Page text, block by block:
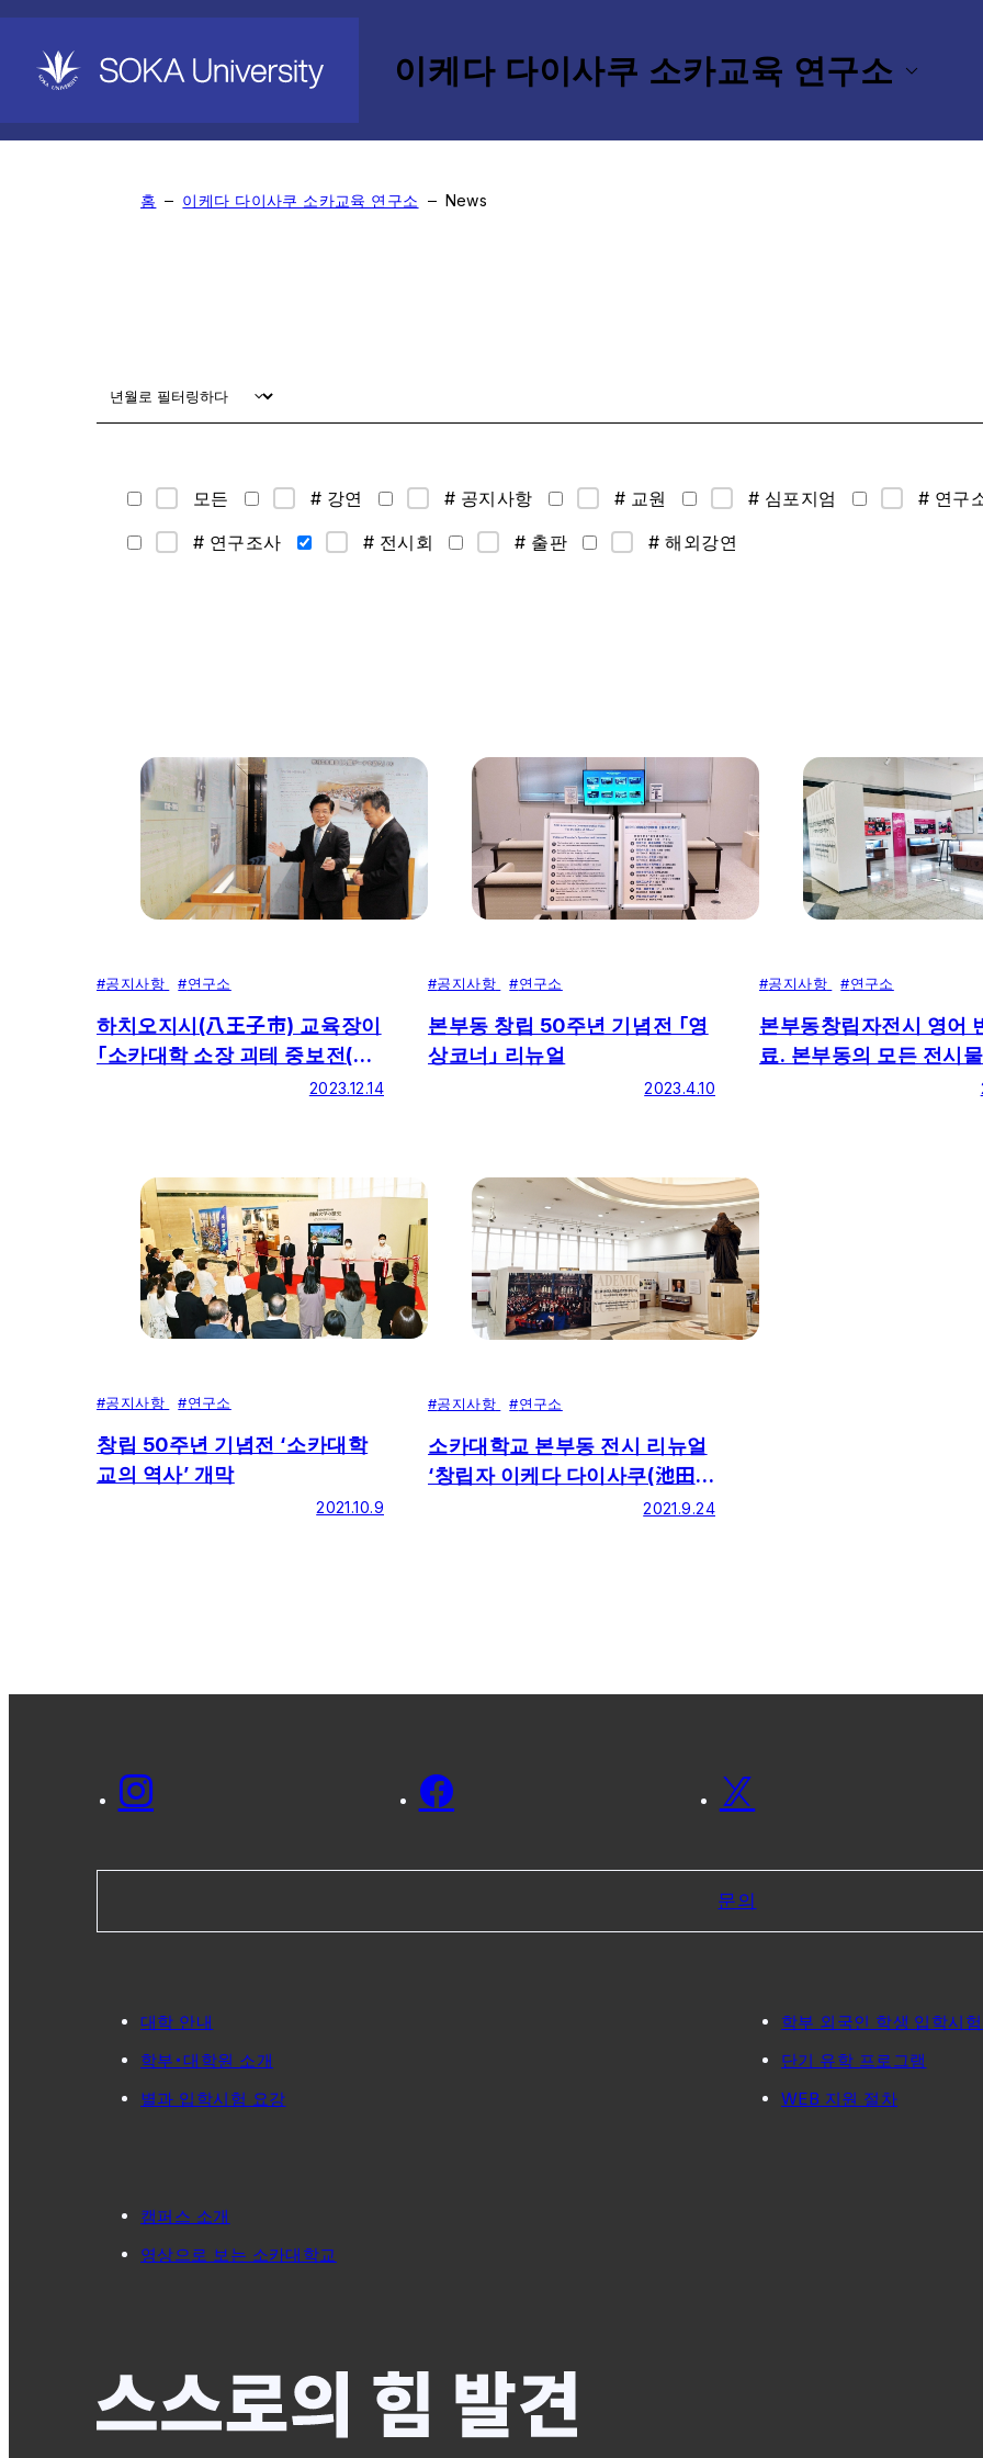
이케다 다이사쿠 소카교육 연구소
News
홈 이케다 다이사쿠 소카교육 연구소 News
모든 # 강연 # 공지사항 # 교원 # 심포지엄
# 연구
# 연구조사
# 전시회 # 출판 # 해외강연
#공지사항 #연구소
하치오지시(八王子市) 교육장이
「소카대학 소장 괴테 중보전(重
宝展)」을 방문했습니다.2023.12.14
#공지사항 #연구소
본부동 창립 50주년 기념전 「영
상코너」 리뉴얼
2023.4.10
#공지사항 #연구소
본부동창립자전시 영어
료. 본부동의 모든 전시
#공지사항 #연구소
창립 50주년 기념전 ‘소카대학
교의 역사’ 개막
2021.10.9
#공지사항 #연구소
소카대학교 본부동 전시 리뉴얼
‘창립자 이케다 다이사쿠(池田
大作) 선생님의 교육 및 학술교
2021.9.24
문의
대학 안내
학부・대학원 소개
별과 입학시험 요강
학부 외국인 학생 입학시
단기 유학 프로그램
WEB 지원 절차
캠퍼스 소개
영상으로 보는 소카대학교